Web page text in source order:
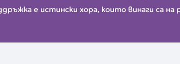
е истински хора, които винаги са